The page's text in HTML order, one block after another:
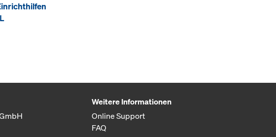
Weitere Informationen
Online Support
FAQ